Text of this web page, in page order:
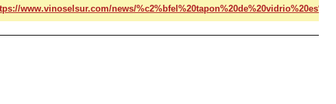
www.vinoselsur.com/news/